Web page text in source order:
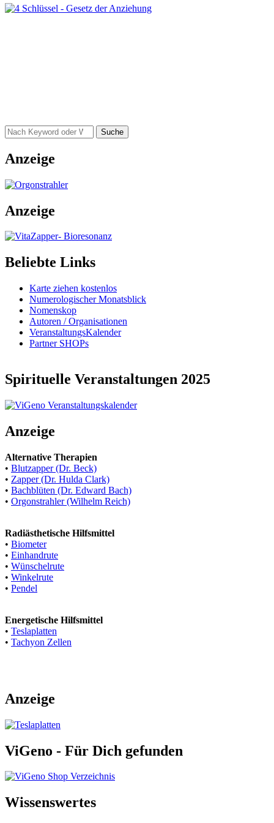
Suche
Anzeige
Anzeige
Beliebte Links
Karte ziehen kostenlos
Numerologischer Monatsblick
Nomenskop
Autoren / Organisationen
VeranstaltungsKalender
Partner SHOPs
Spirituelle Veranstaltungen 2025
Anzeige
Alternative Therapien
• Blutzapper (Dr. Beck)
• Zapper (Dr. Hulda Clark)
• Bachblüten (Dr. Edward Bach)
• Orgonstrahler (Wilhelm Reich)
Radiästhetische Hilfsmittel
• Biometer
• Einhandrute
• Wünschelrute
• Winkelrute
• Pendel
Energetische Hilfsmittel
• Teslaplatten
• Tachyon Zellen
Anzeige
ViGeno - Für Dich gefunden
Wissenswertes